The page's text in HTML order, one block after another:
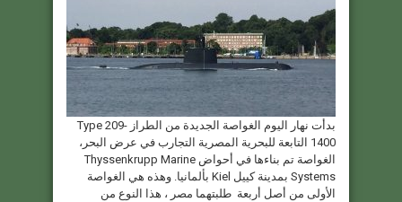
بدأت نهار اليوم الغواصة الجديدة من الطراز Type 209-
1400 التابعة للبحرية المصرية التجارب في عرض البحر،
الغواصة تم بناءها في أحواض Thyssenkrupp Marine
Systems بمدينة كييل Kiel بألمانيا. وهذه هي الغواصة
الأولى من أصل أربعة طلبتهما مصر ، هذا النوع من